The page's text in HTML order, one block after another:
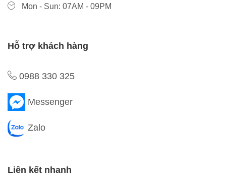
Mon - Sun: 07AM - 09PM
Hỗ trợ khách hàng
0988 330 325
Messenger
Zalo
Liên kết nhanh